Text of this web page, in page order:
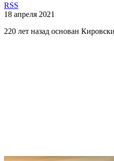
RSS
18 апреля 2021
220 лет назад основан